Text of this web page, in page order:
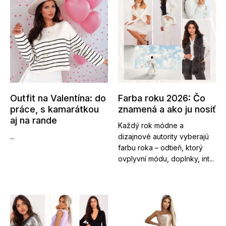
Outfit na Valentína: do
práce, s kamarátkou
aj na rande
...
Farba roku 2026: Čo
znamená a ako ju nosiť
Každý rok módne a
dizajnové autority vyberajú
farbu roka – odtieň, ktorý
ovplyvní módu, doplnky, int...